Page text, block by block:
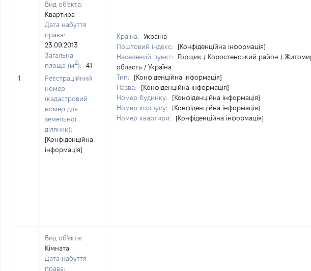
1
Вид об'єкта:
Квартира
Дата набуття
права:
23.09.2013
Загальна
площа (м2):
41
Реєстраційний
номер
(кадастровий
номер для
земельної
ділянки):
[Конфіденційна
інформація]
Країна:
Україна
Поштовий індекс:
[Конфіденційна інформація]
Населений пункт:
Горщик / Коростенський район /
область / Україна
Тип:
[Конфіденційна інформація]
Назва:
[Конфіденційна інформація]
Номер будинку:
[Конфіденційна інформація]
Номер корпусу:
[Конфіденційна інформація]
Номер квартири:
[Конфіденційна інформація]
Вид об'єкта:
Кімната
Дата набуття
права: